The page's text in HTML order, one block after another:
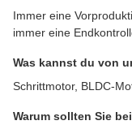
Immer eine
immer eine
Was kannst du von
Schrittmotor, BLDC-
Warum sollten Sie